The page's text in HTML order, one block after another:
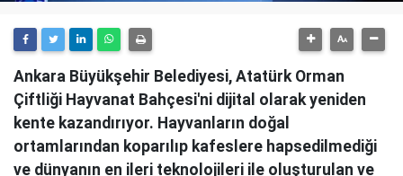
Ankara Büyükşehir Belediyesi, Atatürk Orman
Çiftliği Hayvanat Bahçesi'ni dijital olarak yeniden
kente kazandırıyor. Hayvanların doğal
ortamlarından koparılıp kafeslere hapsedilmediği
ve dünyanın en ileri teknolojileri ile oluşturulan ve